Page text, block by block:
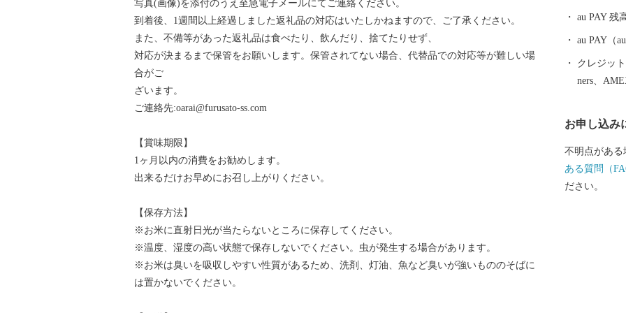
写真(画像)を添付のうえ至急電子メールにてご連絡ください。
到着後、1週間以上経過しました返礼品の対応はいたしかねますので、ご了承ください。
また、不備等があった返礼品は食べたり、飲んだり、捨てたりせず、
対応が決まるまで保管をお願いします。保管されてない場合、代替品での対応等が難しい場
合がご
ざいます。
ご連絡先:oarai@furusato-ss.com
【賞味期限】
1ヶ月以内の消費をお勧めします。
出来るだけお早めにお召し上がりください。
【保存方法】
※お米に直射日光が当たらないところに保存してください。
※温度、湿度の高い状態で保存しないでください。虫が発生する場合があります。
※お米は臭いを吸収しやすい性質があるため、洗剤、灯油、魚など臭いが強いもののそばに
は置かないでください。
してご用意
ださい。
au PAY 残
au PAY（
クレジッ
ners、
お申し込み
不明点があ
ある質問（
ださい。